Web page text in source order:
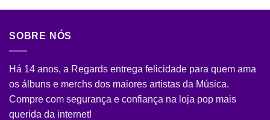
SOBRE NÓS
Há 14 anos, a Regards entrega felicidade para quem ama
os álbuns e merchs dos maiores artistas da Música.
Compre com segurança e confiança na loja pop mais
querida da internet!